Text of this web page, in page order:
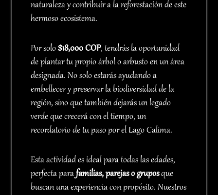
naturaleza y contribuir a la reforestación de este
hermoso ecosistema.
Por solo$18,000 COP, tendrás la oportunidad
de plantar tu propio árbol o arbusto en un área
designada. No solo estarás ayudando a
embellecer y preservar la biodiversidad de la
región, sino que también dejarás un legado
verde que crecerá con el tiempo, un
recordatorio de tu paso por el Lago Calima.
Esta actividad es ideal para todas las edades,
perfecta parafamilias, parejas o gruposque
buscan una experiencia con propósito. Nuestros